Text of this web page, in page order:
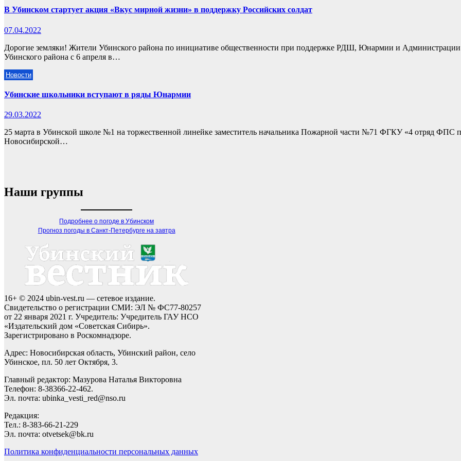
В Убинском стартует акция «Вкус мирной жизни» в поддержку Российских солдат
07.04.2022
Дорогие земляки! Жители Убинского района по инициативе общественности при поддержке РДШ, Юнармии и Администрации
Убинского района с 6 апреля в…
Новости
Убинские школьники вступают в ряды Юнармии
29.03.2022
25 марта в Убинской школе №1 на торжественной линейке заместитель начальника Пожарной части №71 ФГКУ «4 отряд ФПС
Новосибирской…
Наши группы
Подробнее о погоде в Убинском
Прогноз погоды в Санкт-Петербурге на завтра
16+ © 2024 ubin-vest.ru — сетевое издание.
Свидетельство о регистрации СМИ: ЭЛ № ФС77-80257
от 22 января 2021 г. Учредитель: Учредитель ГАУ НСО
«Издательский дом «Советская Сибирь».
Зарегистрировано в Роскомнадзоре.
Адрес: Новосибирская область, Убинский район, село
Убинское, пл. 50 лет Октября, 3.
Главный редактор: Мазурова Наталья Викторовна
Телефон: 8-38366-22-462.
Эл. почта: ubinka_vesti_red@nso.ru
Редакция:
Тел.: 8-383-66-21-229
Эл. почта: otvetsek@bk.ru
Политика конфиденциальности персональных данных